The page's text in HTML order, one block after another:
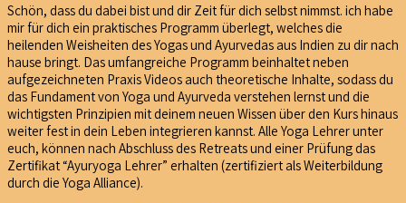
Schön, dass du dabei bist und dir Zeit für dich selbst nimmst. ich habe
mir für dich ein praktisches Programm überlegt, welches die
heilenden Weisheiten des Yogas und Ayurvedas aus Indien zu dir nach
hause bringt. Das umfangreiche Programm beinhaltet neben
aufgezeichneten Praxis Videos auch theoretische Inhalte, sodass du
das Fundament von Yoga und Ayurveda verstehen lernst und die
wichtigsten Prinzipien mit deinem neuen Wissen über den Kurs hinaus
weiter fest in dein Leben integrieren kannst. Alle Yoga Lehrer unter
euch, können nach Abschluss des Retreats und einer Prüfung das
Zertifikat “Ayuryoga Lehrer” erhalten (zertifiziert als Weiterbildung
durch die Yoga Alliance).